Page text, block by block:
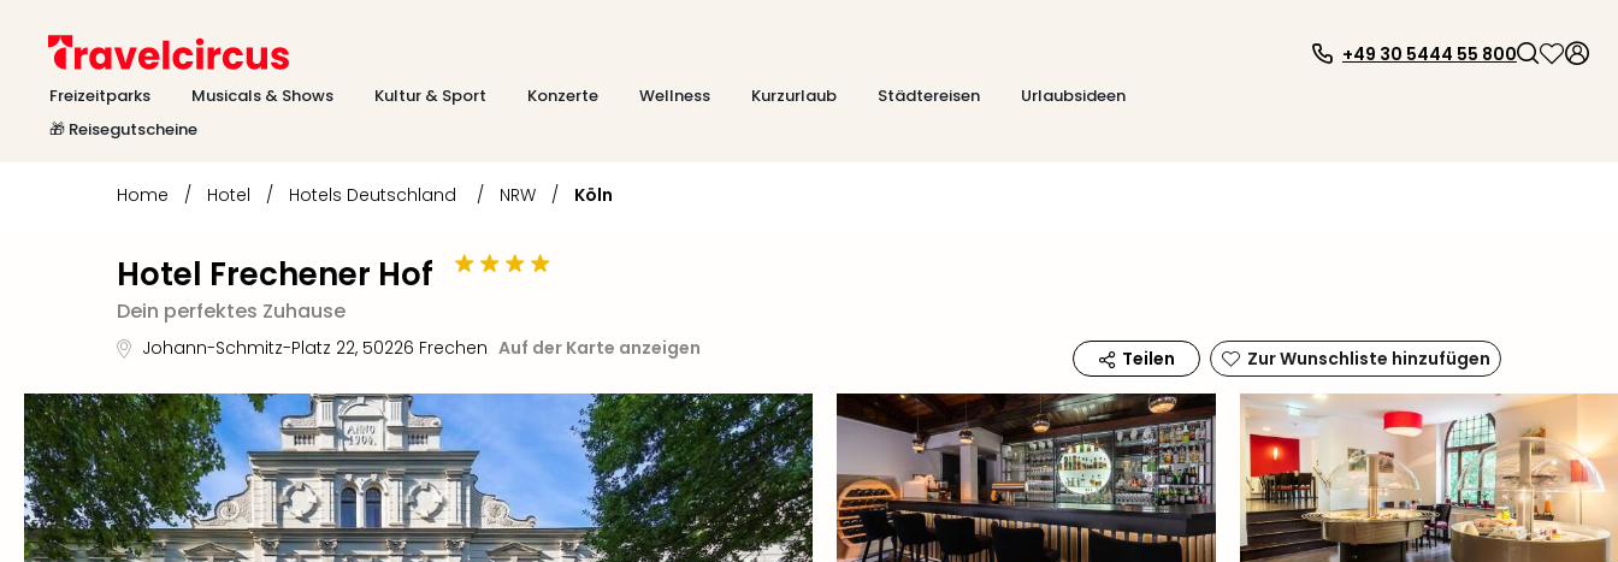
Freizeitparks Musicals & Shows Kultur & Sport Konzerte Wellness Kurzurlaub Städtereisen
Urlaubsideen
🎁 Reisegutscheine
+49 30 5444 55 800
Home / Hotel / Hotels Deutschland / NRW / Köln
Hotel Frechener Hof
Dein perfektes Zuhause
Johann-Schmitz-Platz 22, 50226 Frechen Auf der Karte anzeigen Teilen Zur Wunschliste hinzufügen